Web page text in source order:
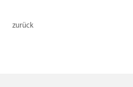
zurück